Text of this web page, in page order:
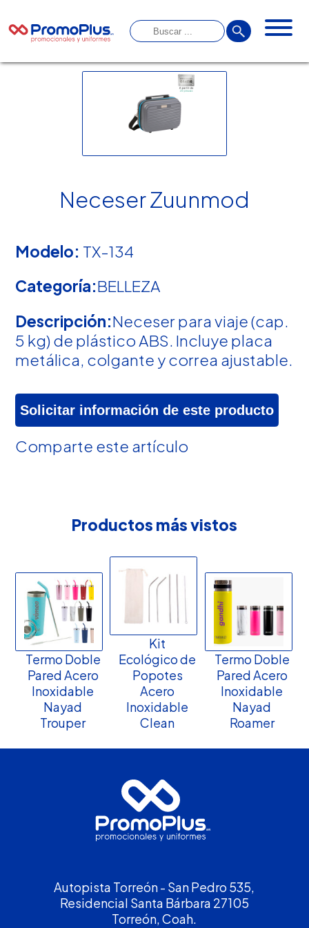
Neceser Zuunmod
Modelo: TX-134
Categoría:BELLEZA
Descripción:Neceser para viaje (cap.
5 kg) de plástico ABS. Incluye placa
metálica, colgante y correa ajustable.
Solicitar información de este producto
Comparte este artículo
Productos más vistos
Termo Doble
Pared Acero
Inoxidable
Nayad
Trouper
Kit
Ecológico de
Popotes
Acero
Inoxidable
Clean
Termo Doble
Pared Acero
Inoxidable
Nayad
Roamer
Autopista Torreón - San Pedro 535,
Residencial Santa Bárbara 27105
Torreón, Coah.